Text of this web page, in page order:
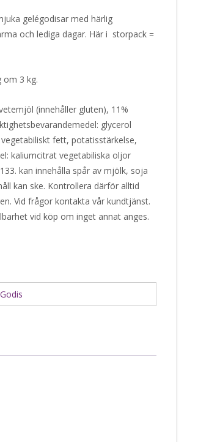
gelégodisar med härlig
och lediga dagar. Här i storpack =
om 3 kg.
(innehåller gluten), 11%
glycerol
fett, potatisstärkelse,
kaliumcitrat vegetabiliska oljor
kan innehålla spår av mjölk, soja
kan ske. Kontrollera därför alltid
Vid frågor kontakta vår kundtjänst.
vid köp om inget annat anges.
Godis